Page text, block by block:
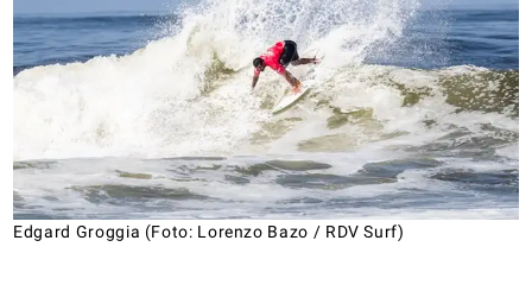
Edgard Groggia (Foto: Lorenzo Bazo / RDV Surf)